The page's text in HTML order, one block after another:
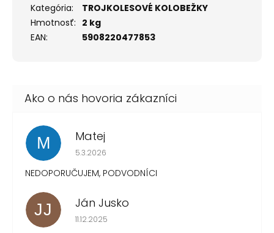
Kategória:
TROJKOLESOVÉ KOLOBEŽKY
Hmotnosť: 2 kg
EAN: 5908220477853
M Matej
Hodnotenie obchodu je 1 z 5 hviezdičiek.
5.3.2026
NEDOPORUČUJEM, PODVODNÍCI
JJ Ján Jusko
Hodnotenie obchodu je 1 z 5 hviezdičiek.
11.12.2025